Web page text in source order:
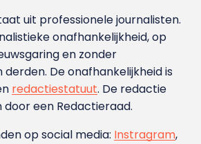
uit professionele journalisten.
onafhankelijkheid, op
en zonder
De onafhankelijkheid is
redactiestatuut. De redactie
een Redactieraad.
op social media: Instragram,